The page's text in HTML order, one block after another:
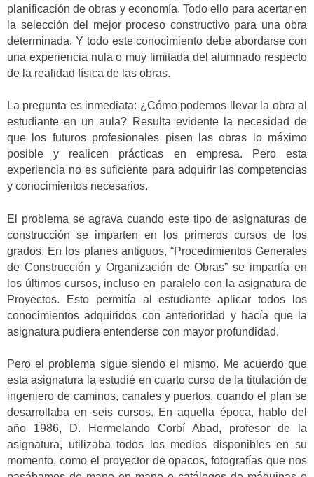
planificación de obras y economía. Todo ello para acertar en
la selección del mejor proceso constructivo para una obra
determinada. Y todo este conocimiento debe abordarse con
una experiencia nula o muy limitada del alumnado respecto
de la realidad física de las obras.
La pregunta es inmediata: ¿Cómo podemos llevar la obra al
estudiante en un aula? Resulta evidente la necesidad de
que los futuros profesionales pisen las obras lo máximo
posible y realicen prácticas en empresa. Pero esta
experiencia no es suficiente para adquirir las competencias
y conocimientos necesarios.
El problema se agrava cuando este tipo de asignaturas de
construcción se imparten en los primeros cursos de los
grados. En los planes antiguos, “Procedimientos Generales
de Construcción y Organización de Obras” se impartía en
los últimos cursos, incluso en paralelo con la asignatura de
Proyectos. Esto permitía al estudiante aplicar todos los
conocimientos adquiridos con anterioridad y hacía que la
asignatura pudiera entenderse con mayor profundidad.
Pero el problema sigue siendo el mismo. Me acuerdo que
esta asignatura la estudié en cuarto curso de la titulación de
ingeniero de caminos, canales y puertos, cuando el plan se
desarrollaba en seis cursos. En aquella época, hablo del
año 1986, D. Hermelando Corbí Abad, profesor de la
asignatura, utilizaba todos los medios disponibles en su
momento, como el proyector de opacos, fotografías que nos